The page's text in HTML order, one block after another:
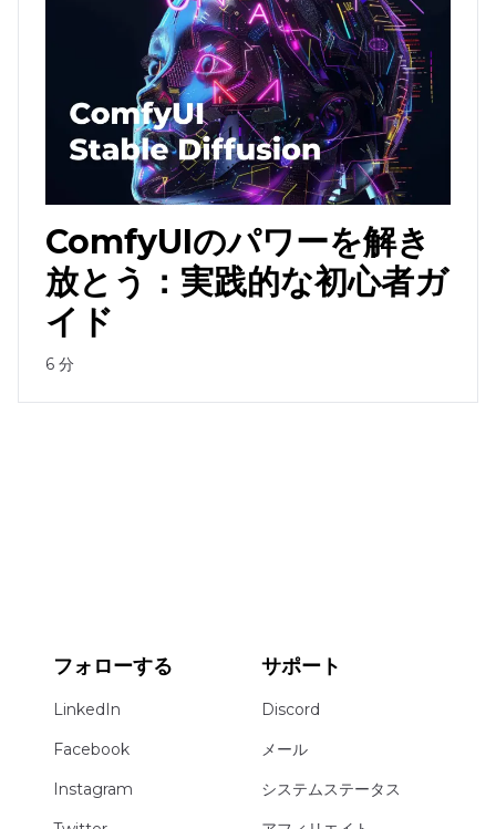
ComfyUIのパワーを解き
放とう：実践的な初心者ガ
イド
6 分
フォローする
LinkedIn
Facebook
Instagram
サポート
Discord
メール
システムステータス